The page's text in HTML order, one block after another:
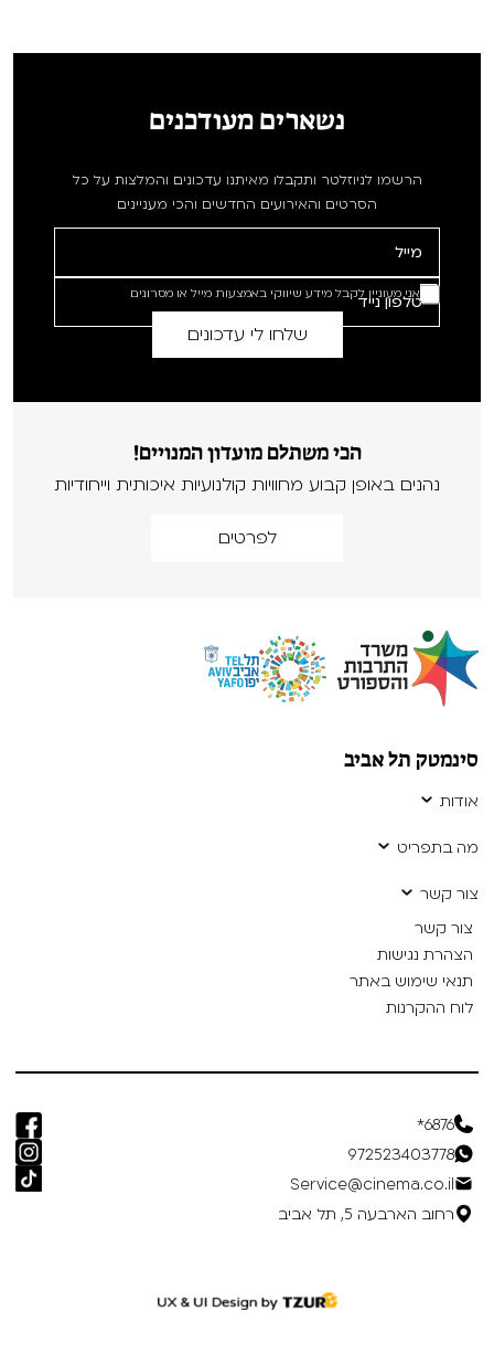
נשארים מעודכנים
הרשמו לניוזלטר ותקבלו מאיתנו עדכונים והמלצות על כל
הסרטים והאירועים החדשים והכי מעניינים
אני מעוניין לקבל מידע שיווקי באמצעות מייל או מסרונים
הכי משתלם מועדון המנויים!
נהנים באופן קבוע מחוויות קולנועיות איכותית וייחודיות
לפרטים
סינמטק תל אביב
אודות
מה בתפריט
צור קשר
צור קשר
הצהרת נגישות
תנאי שימוש באתר
לוח ההקרנות
6876*
972523403778
Service@cinema.co.il
רחוב הארבעה 5, תל אביב